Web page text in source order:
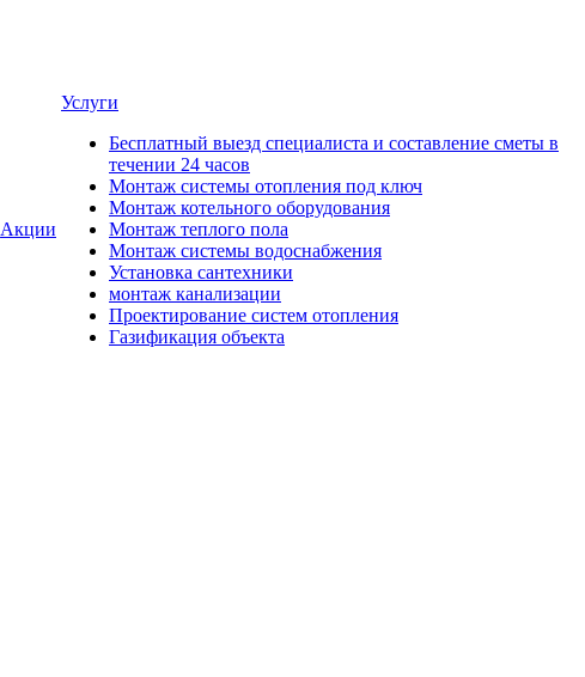
Акции
Услуги
Бесплатный выезд специалиста и составление сметы в
течении 24 часов
Монтаж системы отопления под ключ
Монтаж котельного оборудования
Монтаж теплого пола
Монтаж системы водоснабжения
Установка сантехники
монтаж канализации
Проектирование систем отопления
Газификация объекта